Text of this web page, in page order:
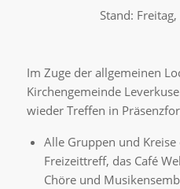
Stand:
Im Zuge der allgemeinen
Kirchengemeinde
wieder Treffen in
Alle Gruppen und
Freizeittreff, das Café
Chöre und